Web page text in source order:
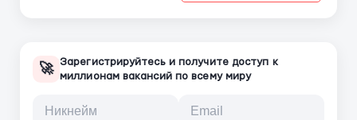
🚀 Зарегистрируйтесь и получите доступ к
миллионам вакансий по всему миру